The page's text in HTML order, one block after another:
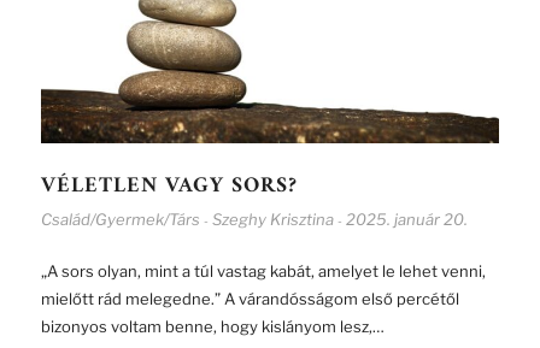
VÉLETLEN VAGY SORS?
Család/Gyermek/Társ - Szeghy Krisztina - 2025. január 20.
„A sors olyan, mint a túl vastag kabát, amelyet le lehet venni,
mielőtt rád melegedne.” A várandósságom első percétől
bizonyos voltam benne, hogy kislányom lesz,…